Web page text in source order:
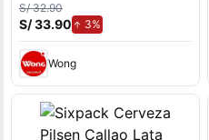
S/ 32.90
S/ 33.90 3%
Wong